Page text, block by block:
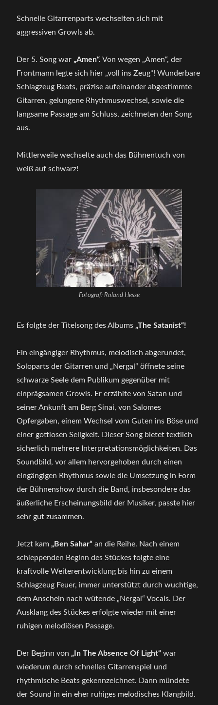
Schnelle Gitarrenparts wechselten sich mit
aggressiven Growls ab.
Der 5. Song war„Amen“. Von wegen „Amen“, der
Frontmann legte sich hier „voll ins Zeug“! Wunderbare
Schlagzeug Beats, präzise aufeinander abgestimmte
Gitarren, gelungene Rhythmuswechsel, sowie die
langsame Passage am Schluss, zeichneten den Song
aus.
Mittlerweile wechselte auch das Bühnentuch von
weiß auf schwarz!
Fotograf: Roland Hesse
Es folgte der Titelsong des Albums„The Satanist“!
Ein eingängiger Rhythmus, melodisch abgerundet,
Soloparts der Gitarren und „Nergal“ öffnete seine
schwarze Seele dem Publikum gegenüber mit
einprägsamen Growls. Er erzählte von Satan und
seiner Ankunft am Berg Sinai, von Salomes
Opfergaben, einem Wechsel vom Guten ins Böse und
einer gottlosen Seligkeit. Dieser Song bietet textlich
sicherlich mehrere Interpretationsmöglichkeiten. Das
Soundbild, vor allem hervorgehoben durch einen
eingängigen Rhythmus sowie die Umsetzung in Form
der Bühnenshow durch die Band, insbesondere das
äußerliche Erscheinungsbild der Musiker, passte hier
sehr gut zusammen.
Jetzt kam„Ben Sahar“ an die Reihe. Nach einem
schleppenden Beginn des Stückes folgte eine
kraftvolle Weiterentwicklung bis hin zu einem
Schlagzeug Feuer, immer unterstützt durch wuchtige,
dem Anschein nach wütende „Nergal“ Vocals. Der
Ausklang des Stückes erfolgte wieder mit einer
ruhigen melodiösen Passage.
Der Beginn von„In The Absence Of Light“war
wiederum durch schnelles Gitarrenspiel und
rhythmische Beats gekennzeichnet. Dann mündete
der Sound in ein eher ruhiges melodisches Klangbild.